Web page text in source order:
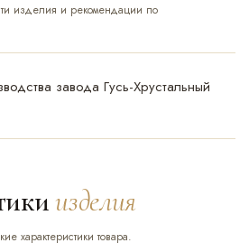
изделия и рекомендации по
завода Гусь-Хрустальный
изделия
характеристики товара.